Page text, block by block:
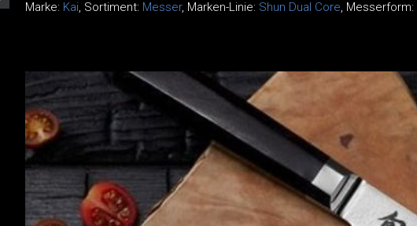
Marke: Kai, Sortiment: Messer, Marken-Linie: Shun Dual Core, Messerform: